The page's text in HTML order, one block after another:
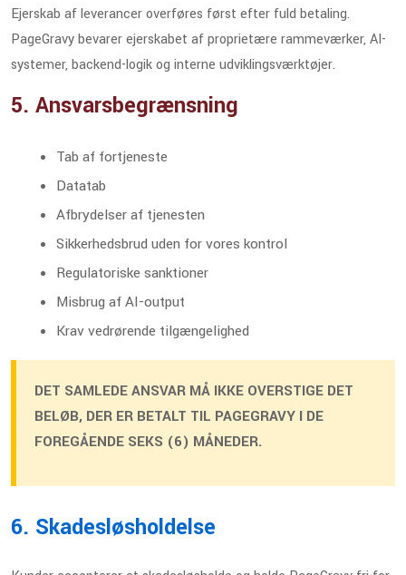
Ejerskab af leverancer overføres først efter fuld betaling.
PageGravy bevarer ejerskabet af proprietære rammeværker, AI-
systemer, backend-logik og interne udviklingsværktøjer.
5. Ansvarsbegrænsning
Tab af fortjeneste
Datatab
Afbrydelser af tjenesten
Sikkerhedsbrud uden for vores kontrol
Regulatoriske sanktioner
Misbrug af AI-output
Krav vedrørende tilgængelighed
DET SAMLEDE ANSVAR MÅ IKKE OVERSTIGE DET
BELØB, DER ER BETALT TIL PAGEGRAVY I DE
FOREGÅENDE SEKS (6) MÅNEDER.
6. Skadesløsholdelse